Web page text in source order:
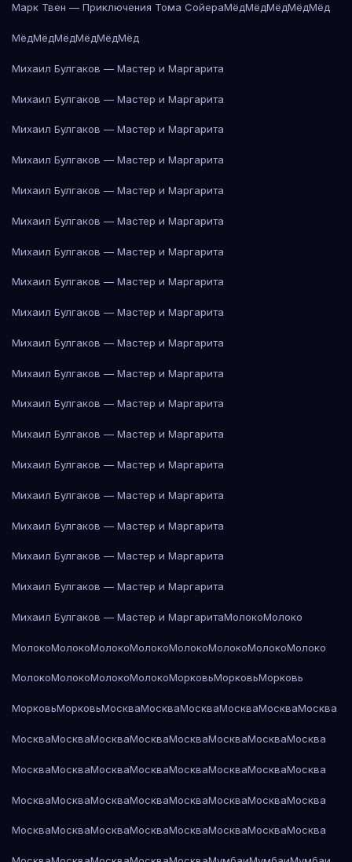
Марк Твен — Приключения Тома СойераМёдМёдМёдМёдМёд
МёдМёдМёдМёдМёдМёд
Михаил Булгаков — Мастер и Маргарита
Михаил Булгаков — Мастер и Маргарита
Михаил Булгаков — Мастер и Маргарита
Михаил Булгаков — Мастер и Маргарита
Михаил Булгаков — Мастер и Маргарита
Михаил Булгаков — Мастер и Маргарита
Михаил Булгаков — Мастер и Маргарита
Михаил Булгаков — Мастер и Маргарита
Михаил Булгаков — Мастер и Маргарита
Михаил Булгаков — Мастер и Маргарита
Михаил Булгаков — Мастер и Маргарита
Михаил Булгаков — Мастер и Маргарита
Михаил Булгаков — Мастер и Маргарита
Михаил Булгаков — Мастер и Маргарита
Михаил Булгаков — Мастер и Маргарита
Михаил Булгаков — Мастер и Маргарита
Михаил Булгаков — Мастер и Маргарита
Михаил Булгаков — Мастер и Маргарита
Михаил Булгаков — Мастер и МаргаритаМолокоМолоко
МолокоМолокоМолокоМолокоМолокоМолокоМолокоМолоко
МолокоМолокоМолокоМолокоМорковьМорковьМорковь
МорковьМорковьМоскваМоскваМоскваМоскваМоскваМосква
МоскваМоскваМоскваМоскваМоскваМоскваМоскваМосква
МоскваМоскваМоскваМоскваМоскваМоскваМоскваМосква
МоскваМоскваМоскваМоскваМоскваМоскваМоскваМосква
МоскваМоскваМоскваМоскваМоскваМоскваМоскваМосква